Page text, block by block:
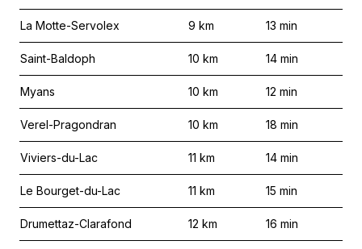
La Motte-Servolex 9 km 13 min
Saint-Baldoph 10 km 14 min
Myans 10 km 12 min
Verel-Pragondran 10 km 18 min
Viviers-du-Lac 11 km 14 min
Le Bourget-du-Lac 11 km 15 min
Drumettaz-Clarafond 12 km 16 min